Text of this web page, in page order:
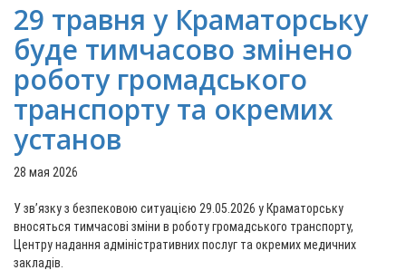
29 травня у Краматорську
буде тимчасово змінено
роботу громадського
транспорту та окремих
установ
28 мая 2026
У зв’язку з безпековою ситуацією 29.05.2026 у Краматорську
вносяться тимчасові зміни в роботу громадського транспорту,
Центру надання адміністративних послуг та окремих медичних
закладів.